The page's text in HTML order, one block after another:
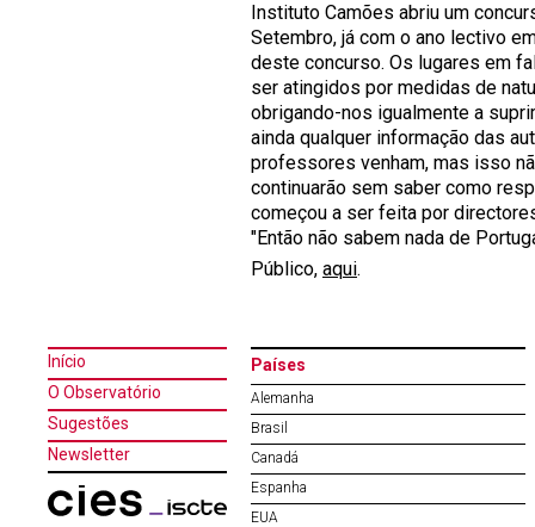
Instituto Camões abriu um
Setembro, já com o ano lectivo
deste concurso. Os lugares em
ser atingidos por medidas de
obrigando-nos igualmente a
ainda qualquer informação das
professores venham, mas isso
continuarão sem saber como
começou a ser feita por
"Então não sabem nada de
Público, aqui.
Início
O Observatório
Sugestões
Newsletter
Países
Alemanha
Brasil
Canadá
Espanha
EUA